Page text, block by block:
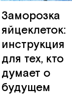
Заморозка
яйцеклеток:
инструкция
для тех, кто
думает о
будущем